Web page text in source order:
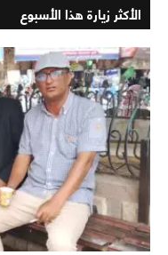
الأكثر زيارة هذا الأسبوع